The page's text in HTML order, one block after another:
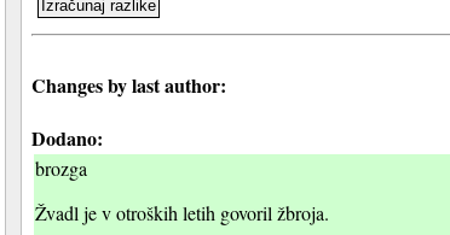
Changes by last author:
Dodano:
brozga
Žvadl je v otroških letih govoril žbroja.